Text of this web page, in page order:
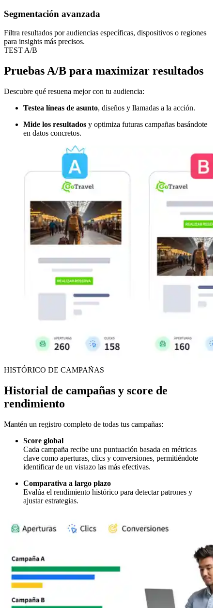
Segmentación avanzada
Filtra resultados por audiencias específicas, dispositivos o regiones
para insights más precisos.
TEST A/B
Pruebas A/B para maximizar resultados
Descubre qué resuena mejor con tu audiencia:
Testea líneas de asunto, diseños y llamadas a la acción.
Mide los resultados y optimiza futuras campañas basándote
en datos concretos.
HISTÓRICO DE CAMPAÑAS
Historial de campañas y score de
rendimiento
Mantén un registro completo de todas tus campañas:
Score global
Cada campaña recibe una puntuación basada en métricas
clave como aperturas, clics y conversiones, permitiéndote
identificar de un vistazo las más efectivas.
Comparativa a largo plazo
Evalúa el rendimiento histórico para detectar patrones y
ajustar estrategias.